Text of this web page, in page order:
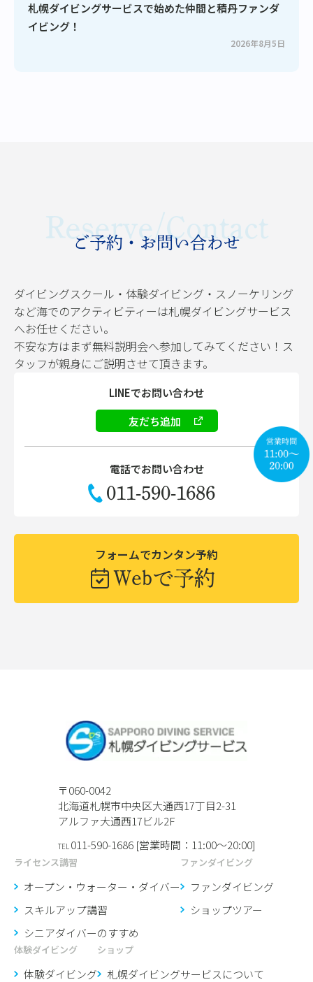
札幌ダイビングサービスで始めた仲間と積丹ファンダ
イビング！
2026年8月5日
Reserve/Contact
ご予約・お問い合わせ
ダイビングスクール・体験ダイビング・スノーケリング
など海でのアクティビティーは札幌ダイビングサービス
へお任せください。
不安な方はまず無料説明会へ参加してみてください！ス
タッフが親身にご説明させて頂きます。
LINEでお問い合わせ
友だち追加
電話でお問い合わせ
011-590-1686
フォームでカンタン予約
Webで予約
〒060-0042
北海道札幌市中央区大通西17丁目2-31
アルファ大通西17ビル2F
TEL 011-590-1686 [営業時間：11:00〜20:00]
ライセンス講習
オープン・ウォーター・ダイバー
スキルアップ講習
シニアダイバーのすすめ
ファンダイビング
ファンダイビング
ショップツアー
体験ダイビング
体験ダイビング
ショップ
札幌ダイビングサービスについて